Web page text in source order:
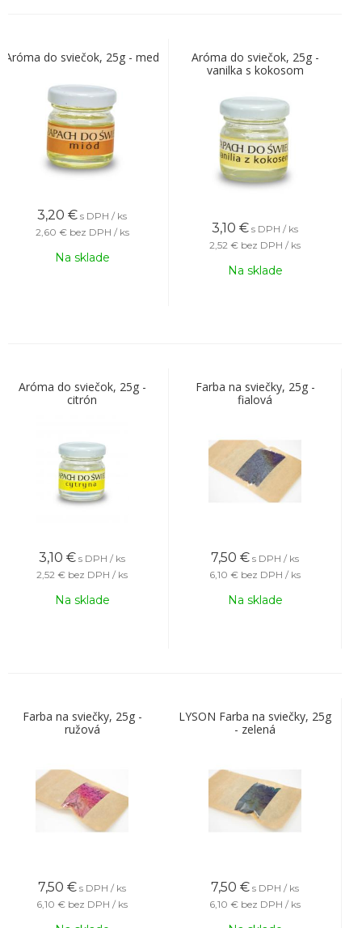
Aróma do sviečok, 25g - med
3,20 € s DPH / ks
2,60 € bez DPH / ks
Na sklade
Aróma do sviečok, 25g -
vanilka s kokosom
3,10 € s DPH / ks
2,52 € bez DPH / ks
Na sklade
Aróma do sviečok, 25g -
citrón
3,10 € s DPH / ks
2,52 € bez DPH / ks
Na sklade
Farba na sviečky, 25g -
fialová
7,50 € s DPH / ks
6,10 € bez DPH / ks
Na sklade
Farba na sviečky, 25g -
ružová
7,50 € s DPH / ks
6,10 € bez DPH / ks
LYSON Farba na sviečky, 25g
- zelená
7,50 € s DPH / ks
6,10 € bez DPH / ks